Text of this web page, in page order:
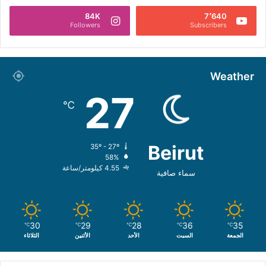
7٬640
Subscribers
84K
Followers
Weather
Beirut
سماء صافية
27
℃
58%
4.55 كيلومتر/ساعة
35
℃
الجمعة
36
℃
السبت
28
℃
الأحد
29
℃
الأثنين
30
℃
الثلاثاء